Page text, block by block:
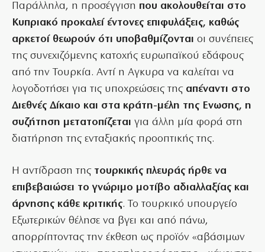
Παράλληλα, η προσέγγιση που ακολουθείται στο
Κυπριακό προκαλεί έντονες επιφυλάξεις, καθώς
αρκετοί θεωρούν ότι υποβαθμίζονται οι συνέπειες
της συνεχιζόμενης κατοχής ευρωπαϊκού εδάφους
από την Τουρκία. Αντί η Αγκυρα να καλείται να
λογοδοτήσει για τις υποχρεώσεις της απέναντι στο
Διεθνές Δίκαιο και στα κράτη-μέλη της Ενωσης, η
συζήτηση μετατοπίζεται για άλλη μία φορά στη
διατήρηση της ενταξιακής προοπτικής της.
Η αντίδραση της τουρκικής πλευράς ήρθε να
επιβεβαιώσει το γνώριμο μοτίβο αδιαλλαξίας και
άρνησης κάθε κριτικής. Το τουρκικό υπουργείο
Εξωτερικών θέλησε να βγει και από πάνω,
απορρίπτοντας την έκθεση ως προϊόν «αβάσιμων